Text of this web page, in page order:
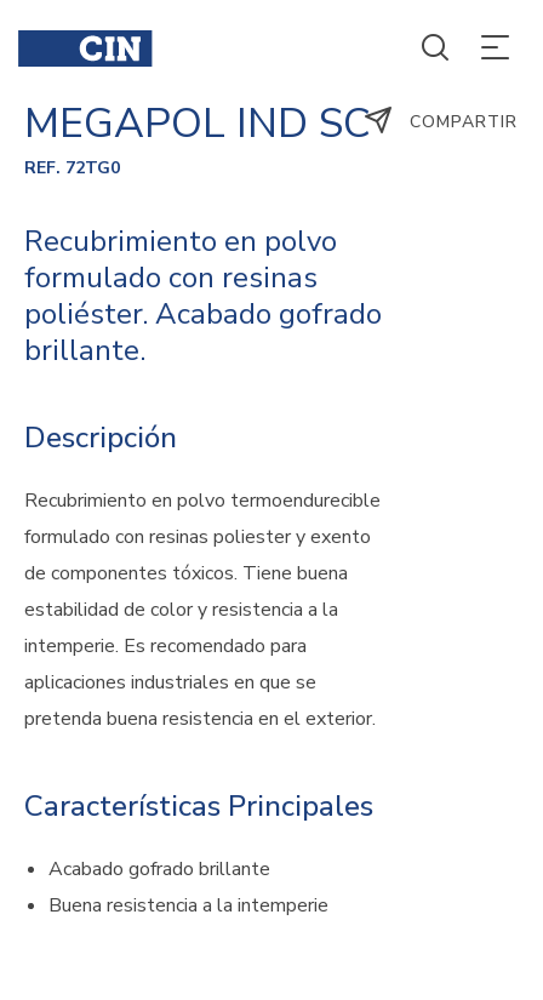
MEGAPOL IND SC
REF. 72TG0
Recubrimiento en polvo
formulado con resinas
poliéster. Acabado gofrado
brillante.
Descripción
Recubrimiento en polvo termoendurecible
formulado con resinas poliester y exento
de componentes tóxicos. Tiene buena
estabilidad de color y resistencia a la
intemperie. Es recomendado para
aplicaciones industriales en que se
pretenda buena resistencia en el exterior.
Características Principales
Acabado gofrado brillante
Buena resistencia a la intemperie
COMPARTIR